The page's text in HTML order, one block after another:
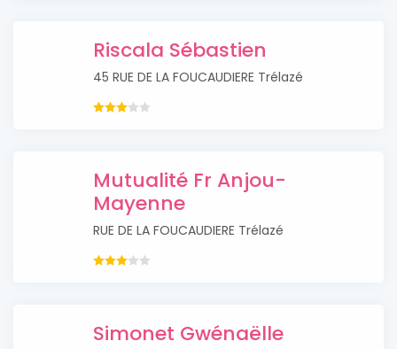
Riscala Sébastien
45 RUE DE LA FOUCAUDIERE Trélazé
Mutualité Fr Anjou-
Mayenne
RUE DE LA FOUCAUDIERE Trélazé
Simonet Gwénaëlle